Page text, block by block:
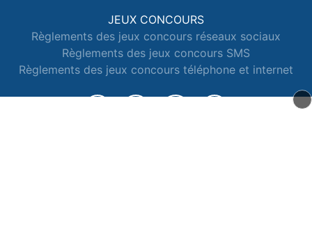
JEUX CONCOURS
Règlements des jeux concours réseaux sociaux
Règlements des jeux concours SMS
Règlements des jeux concours téléphone et internet